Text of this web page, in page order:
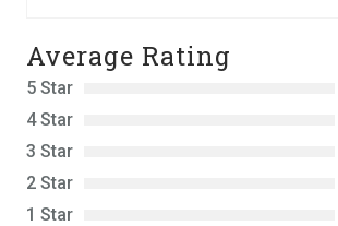
Average Rating
5 Star
4 Star
3 Star
2 Star
1 Star